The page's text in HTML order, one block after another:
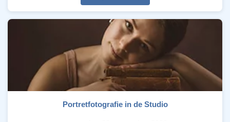
Portretfotografie in de Studio